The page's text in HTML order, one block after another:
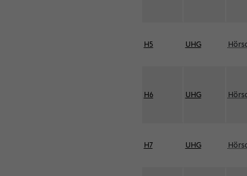
H5 UHG
H6 UHG
H7 UHG